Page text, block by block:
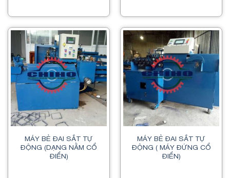
MÁY BẺ ĐAI SẮT TỰ
ĐỘNG (DẠNG NẰM CỔ
ĐIỂN)
MÁY BẺ ĐAI SẮT TỰ
ĐỘNG ( MÁY ĐỨNG CỔ
ĐIỂN)